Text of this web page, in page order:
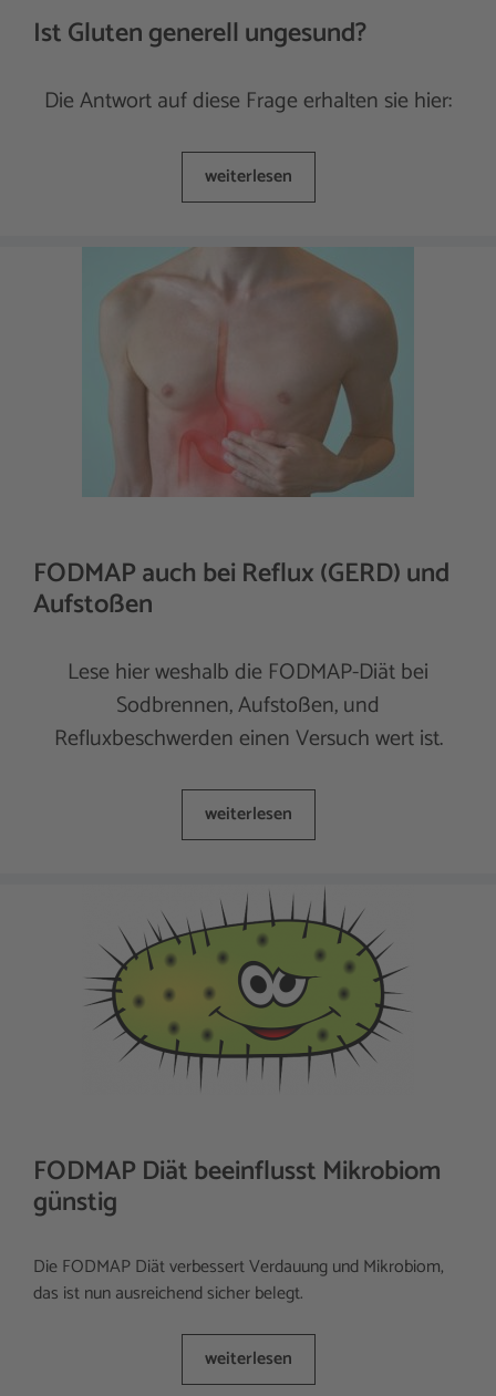
Ist Gluten generell ungesund?
Die Antwort auf diese Frage erhalten sie hier:
weiterlesen
FODMAP auch bei Reflux (GERD) und
Aufstoßen
Lese hier weshalb die FODMAP-Diät bei
Sodbrennen, Aufstoßen, und
Refluxbeschwerden einen Versuch wert ist.
weiterlesen
FODMAP Diät beeinflusst Mikrobiom
günstig
Die FODMAP Diät verbessert Verdauung und Mikrobiom,
das ist nun ausreichend sicher belegt.
weiterlesen